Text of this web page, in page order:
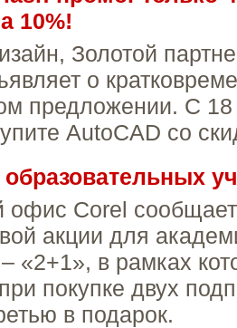
10%!
Золотой
о
предложении. С 18
AutoCAD со
офис Corel
акции для
– «2+1», в рамках
покупке двух
в подарок.